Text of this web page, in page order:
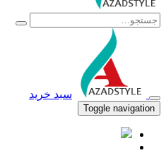
سبد خرید
Toggle navigation